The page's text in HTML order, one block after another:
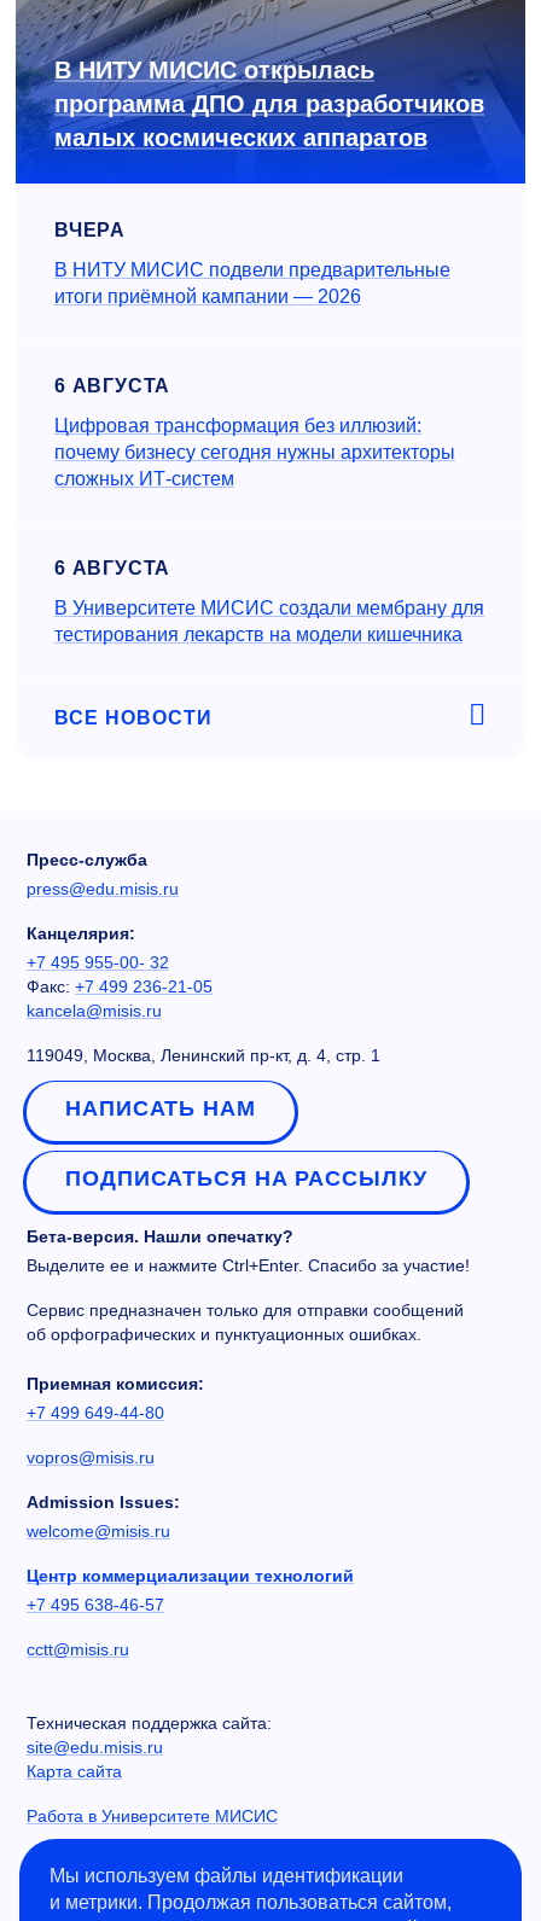
В НИТУ МИСИС открылась
программа ДПО для разработчиков
малых космических аппаратов
ВЧЕРА
В НИТУ МИСИС подвели предварительные
итоги приёмной кампании — 2026
6 АВГУСТА
Цифровая трансформация без иллюзий:
почему бизнесу сегодня нужны архитекторы
сложных ИТ-систем
6 АВГУСТА
В Университете МИСИС создали мембрану для
тестирования лекарств на модели кишечника
ВСЕ НОВОСТИ
Пресс-служба
press@edu.misis.ru
Канцелярия:
+7 495 955-00- 32
Факс: +7 499 236-21-05
kancela@misis.ru
119049, Москва, Ленинский пр-кт, д. 4, стр. 1
НАПИСАТЬ НАМ
ПОДПИСАТЬСЯ НА РАССЫЛКУ
Бета-версия. Нашли опечатку?
Выделите ее и нажмите Ctrl+Enter. Спасибо за участие!
Сервис предназначен только для отправки сообщений
об орфографических и пунктуационных ошибках.
Приемная комиссия:
+7 499 649-44-80
vopros@misis.ru
Admission Issues:
welcome@misis.ru
Центр коммерциализации технологий
+7 495 638-46-57
cctt@misis.ru
Техническая поддержка сайта:
site@edu.misis.ru
Карта сайта
Работа в Университете МИСИС
Сведения об образовательной организации
Информация о закупках
Мы используем файлы идентификации
и метрики. Продолжая пользоваться сайтом,